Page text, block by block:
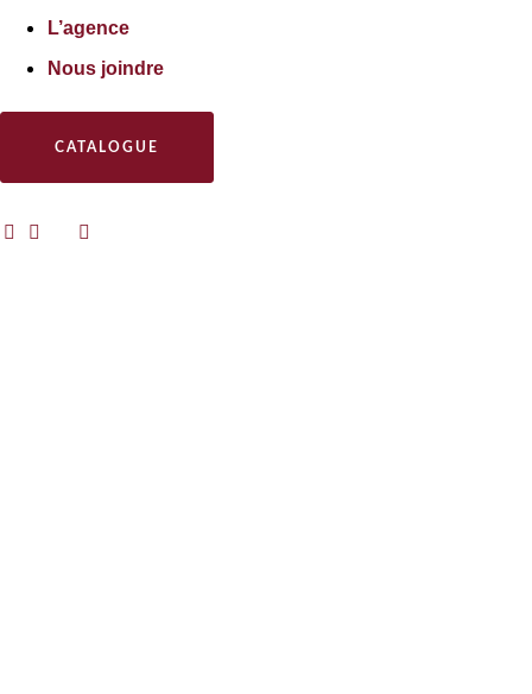
L’agence
Nous joindre
CATALOGUE